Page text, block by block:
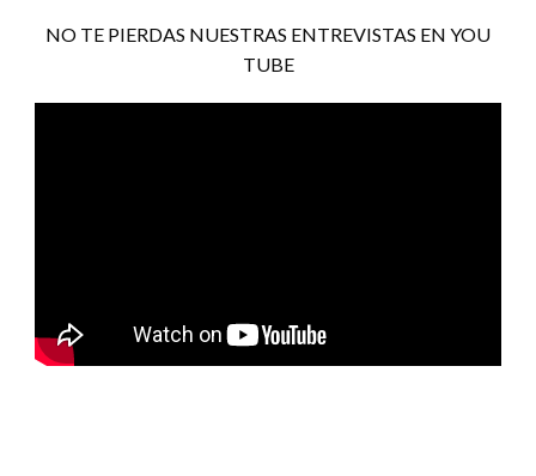
NO TE PIERDAS NUESTRAS ENTREVISTAS EN YOU
TUBE